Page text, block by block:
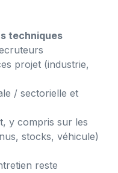
techniques
projet (industrie,
/ sectorielle et
y compris sur les
stocks, véhicule)
reste